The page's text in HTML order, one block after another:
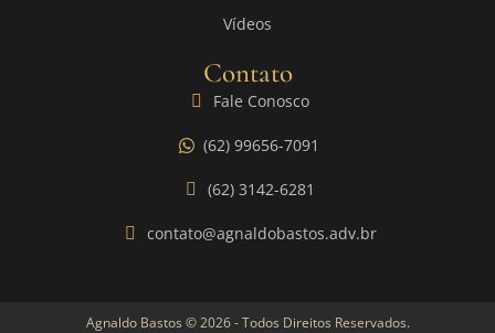
Vídeos
Contato
Fale Conosco
(62) 99656-7091
(62) 3142-6281
contato@agnaldobastos.adv.br
Agnaldo Bastos © 2026 - Todos Direitos Reservados.